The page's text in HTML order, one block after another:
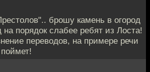
брошу камень в огород
порядок слабее ребят из Лоста!
переводов, на примере речи